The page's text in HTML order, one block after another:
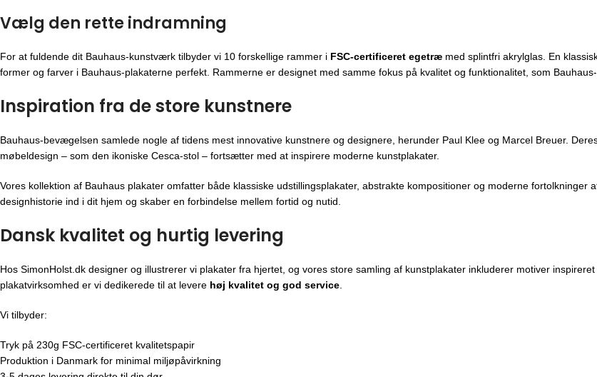
Vælg den rette indramning
For at fuldende dit Bauhaus-kunstværk tilbyder vi 10 forskellige rammer i FSC-certificeret egetræ med splintfri akrylglas. En
former og farver i Bauhaus-plakaterne perfekt. Rammerne er designet med samme fokus på kvalitet og funktionalitet, som
Inspiration fra de store kunstnere
Bauhaus-bevægelsen samlede nogle af tidens mest innovative kunstnere og designere, herunder Paul Klee og Marcel Breuer.
møbeldesign – som den ikoniske Cesca-stol – fortsætter med at inspirere moderne kunstplakater.
Vores kollektion af Bauhaus plakater omfatter både klassiske udstillingsplakater, abstrakte kompositioner og moderne
designhistorie ind i dit hjem og skaber en forbindelse mellem fortid og nutid.
Dansk kvalitet og hurtig levering
Hos SimonHolst.dk designer og illustrerer vi plakater fra hjertet, og vores store samling af kunstplakater inkluderer motiver
plakatvirksomhed er vi dedikerede til at levere høj kvalitet og god service
Vi tilbyder:
Tryk på 230g FSC-certificeret kvalitetspapir
Produktion i Danmark for minimal miljøpåvirkning